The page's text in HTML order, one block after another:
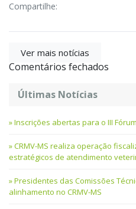
Compartilhe:
Ver mais notícias
Comentários fechados
Últimas Notícias
Inscrições abertas para o III
CRMV-MS realiza operação
estratégicos de atendimento
Presidentes das Comissões
alinhamento no CRMV-MS